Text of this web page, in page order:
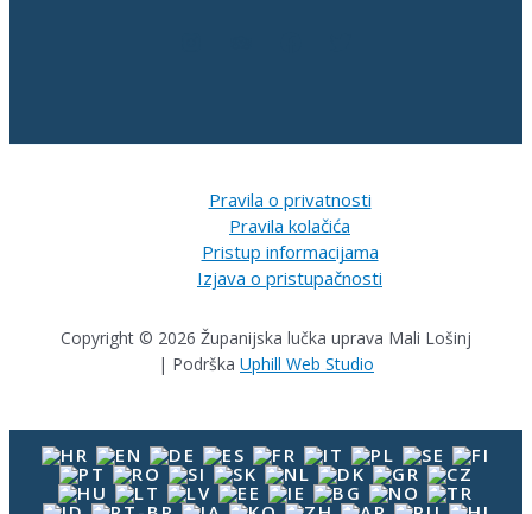
Pravila o privatnosti
Pravila kolačića
Pristup informacijama
Izjava o pristupačnosti
Copyright © 2026 Županijska lučka uprava Mali Lošinj
| Podrška Uphill Web Studio